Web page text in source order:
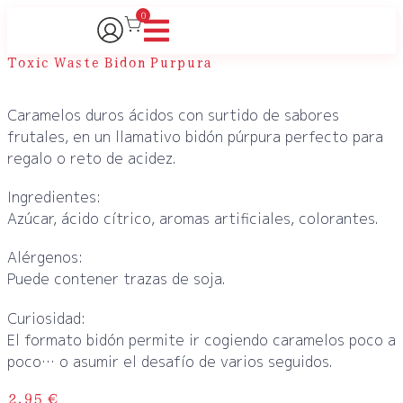
0
Toxic Waste Bidon Purpura
Caramelos duros ácidos con surtido de sabores
frutales, en un llamativo bidón púrpura perfecto para
regalo o reto de acidez.
Ingredientes:
Azúcar, ácido cítrico, aromas artificiales, colorantes.
Alérgenos:
Puede contener trazas de soja.
Curiosidad:
El formato bidón permite ir cogiendo caramelos poco a
poco… o asumir el desafío de varios seguidos.
2,95 €